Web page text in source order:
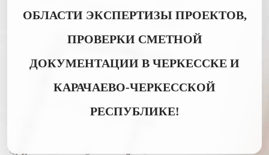
ОБЛАСТИ ЭКСПЕРТИЗЫ ПРОЕКТОВ,
ПРОВЕРКИ СМЕТНОЙ
ДОКУМЕНТАЦИИ В ЧЕРКЕССКЕ И
КАРАЧАЕВО-ЧЕРКЕССКОЙ
РЕСПУБЛИКЕ!